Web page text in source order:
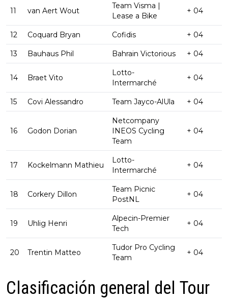
11 van Aert Wout
Team Visma |
Lease a Bike
+ 04
12 Coquard Bryan Cofidis + 04
13 Bauhaus Phil Bahrain Victorious + 04
14 Braet Vito
Lotto-
Intermarché
+ 04
15 Covi Alessandro Team Jayco-AlUla + 04
16 Godon Dorian
Netcompany
INEOS Cycling
Team
+ 04
17 Kockelmann Mathieu
Lotto-
Intermarché
+ 04
18 Corkery Dillon
Team Picnic
PostNL
+ 04
19 Uhlig Henri
Alpecin-Premier
Tech
+ 04
20 Trentin Matteo
Tudor Pro Cycling
Team
+ 04
Clasificación general del Tour